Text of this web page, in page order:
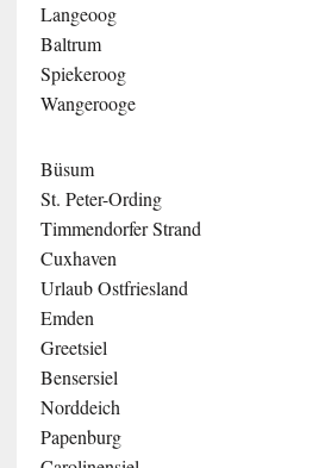
Langeoog
Baltrum
Spiekeroog
Wangerooge
Büsum
St. Peter-Ording
Timmendorfer Strand
Cuxhaven
Urlaub Ostfriesland
Emden
Greetsiel
Bensersiel
Norddeich
Papenburg